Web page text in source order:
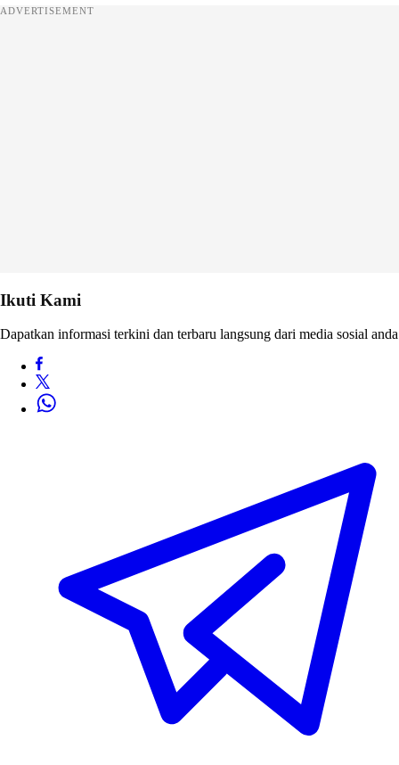
ADVERTISEMENT
Ikuti Kami
Dapatkan informasi terkini dan terbaru langsung dari media sosial anda